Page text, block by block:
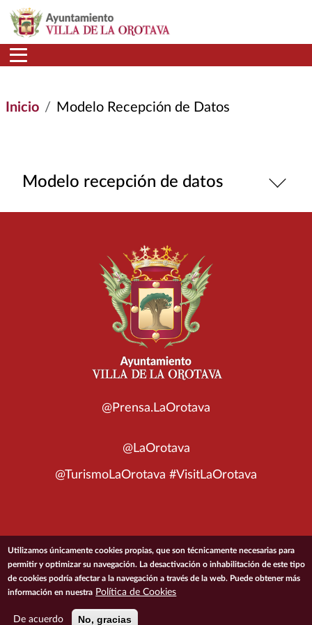
Pasar al contenido principal
Inicio Modelo Recepción de Datos
Modelo recepción de datos
@Prensa.LaOrotava
@LaOrotava
@TurismoLaOrotava #VisitLaOrotava
© 2026 Ayuntamiento de la Villa de La Orotava
ACCESIBILIDADCONDICIONES DE USOPOLÍTICA DE PRIVACIDAD
Utilizamos únicamente cookies propias, que son técnicamente necesarias para
permitir y optimizar su navegación. La desactivación o inhabilitación de este tipo
de cookies podría afectar a la navegación a través de la web. Puede obtener más
información en nuestra Política de Cookies
De acuerdo No, gracias